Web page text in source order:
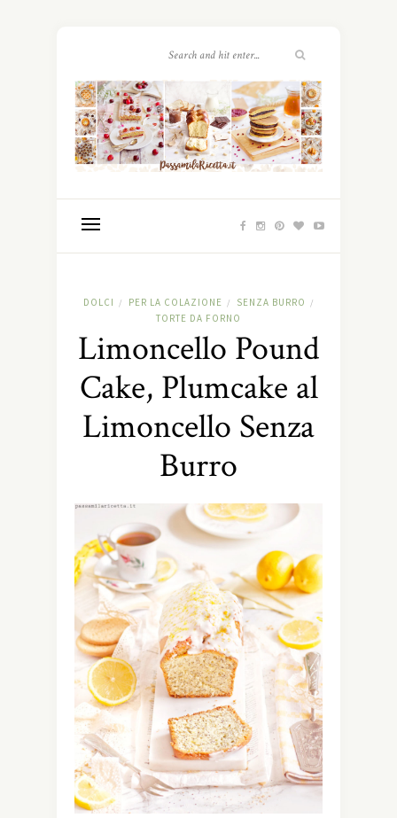
DOLCI / PER LA COLAZIONE / SENZA BURRO /
TORTE DA FORNO
Limoncello Pound
Cake, Plumcake al
Limoncello Senza
Burro